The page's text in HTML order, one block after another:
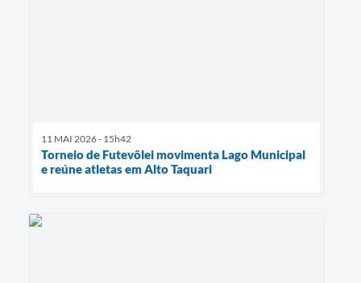
11 MAI 2026 - 15h42
Torneio de Futevôlei movimenta Lago Municipal
e reúne atletas em Alto Taquari